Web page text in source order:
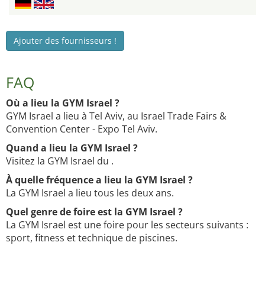
Ajouter des fournisseurs !
FAQ
Où a lieu la GYM Israel ?
GYM Israel a lieu à Tel Aviv, au Israel Trade Fairs &
Convention Center - Expo Tel Aviv.
Quand a lieu la GYM Israel ?
Visitez la GYM Israel du .
À quelle fréquence a lieu la GYM Israel ?
La GYM Israel a lieu tous les deux ans.
Quel genre de foire est la GYM Israel ?
La GYM Israel est une foire pour les secteurs suivants :
sport, fitness et technique de piscines.